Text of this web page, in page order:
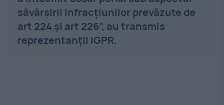
săvârşirii infracţiunilor prevăzute de
art 224 şi art 226”, au transmis
reprezentanţii IGPR.